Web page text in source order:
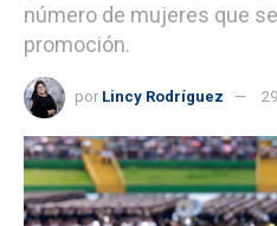
número de mujeres que
promoción.
por Lincy Rodríguez